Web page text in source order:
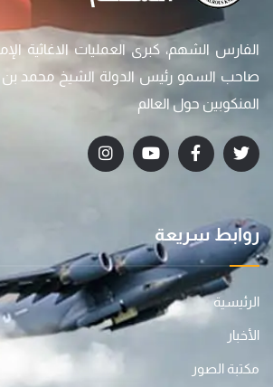
الفارس الشهم، كبرى العمليات الاغاثية
صاحب السمو رئيس الدولة الشيخ محمد بن
المنكوبين حول العالم
روابط سريعة
الرئيسية
الأخبار
مكتبة الصور